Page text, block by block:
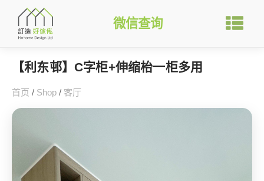
微信查询
【利东邨】C字柜+伸缩枱一柜多用
首页 / Shop / 客厅